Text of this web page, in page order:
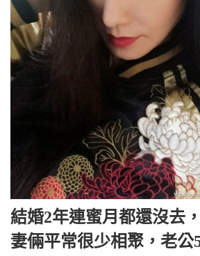
結婚2年連蜜月都還沒去
妻倆平常很少相聚，老公